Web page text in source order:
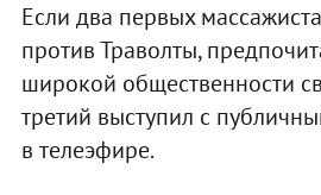
Если два первых
против Траволты,
широкой общественности
третий выступил с
в телеэфире.